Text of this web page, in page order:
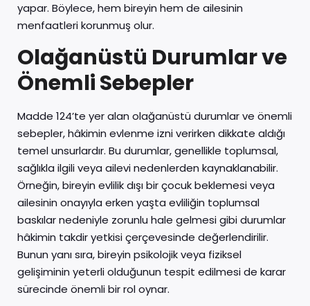
yapar. Böylece, hem bireyin hem de ailesinin
menfaatleri korunmuş olur.
Olağanüstü Durumlar ve
Önemli Sebepler
Madde 124’te yer alan olağanüstü durumlar ve önemli
sebepler, hâkimin evlenme izni verirken dikkate aldığı
temel unsurlardır. Bu durumlar, genellikle toplumsal,
sağlıkla ilgili veya ailevi nedenlerden kaynaklanabilir.
Örneğin, bireyin evlilik dışı bir çocuk beklemesi veya
ailesinin onayıyla erken yaşta evliliğin toplumsal
baskılar nedeniyle zorunlu hale gelmesi gibi durumlar
hâkimin takdir yetkisi çerçevesinde değerlendirilir.
Bunun yanı sıra, bireyin psikolojik veya fiziksel
gelişiminin yeterli olduğunun tespit edilmesi de karar
sürecinde önemli bir rol oynar.